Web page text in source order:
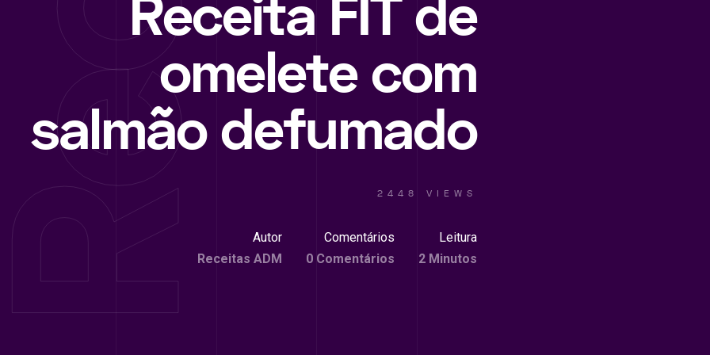
Receita FIT de
omelete com
salmão defumado
2448 VIEWS
Autor
Receitas ADM
Comentários
0 Comentários
Leitura
2 Minutos